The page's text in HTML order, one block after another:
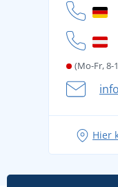
Datenschutz
Cookie-Richtlinie
(Mo-Fr, 8-
Hier